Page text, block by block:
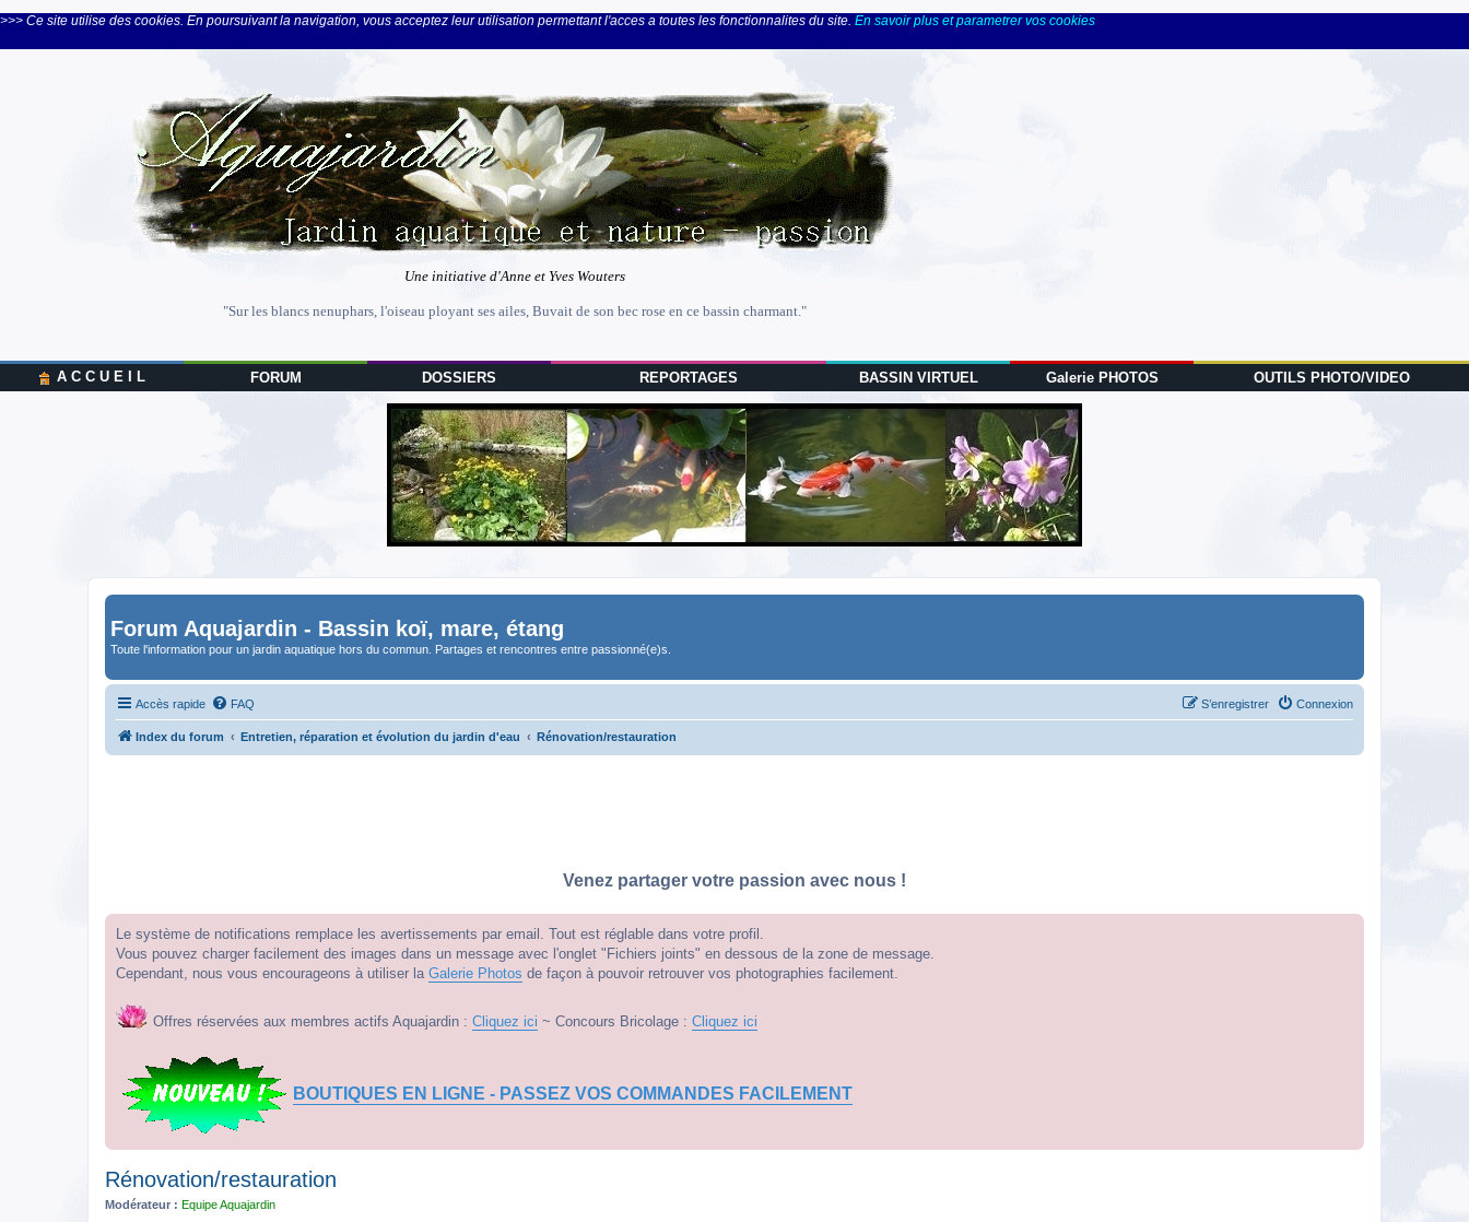
>>> Ce site utilise des cookies. En poursuivant la navigation, vous acceptez leur utilisation permettant l'acces a toutes les fonctionnalites du site. En savoir plus et parametrer vos cookies
Une initiative d'Anne et Yves Wouters
"Sur les blancs nenuphars, l'oiseau ployant ses ailes, Buvait de son bec rose en ce bassin charmant."
A C C U E I L FORUM DOSSIERS REPORTAGES BASSIN VIRTUEL Galerie PHOTOS OUTILS PHOTO/VIDEO
Forum Aquajardin - Bassin koï, mare, étang
Toute l'information pour un jardin aquatique hors du commun. Partages et rencontres entre passionné(e)s.
Accès rapide FAQ Connexion
S’enregistrer
Index du forum Entretien, réparation et évolution du jardin d'eau Rénovation/restauration
Venez partager votre passion avec nous !
Le système de notifications remplace les avertissements par email. Tout est réglable dans votre profil.
Vous pouvez charger facilement des images dans un message avec l'onglet "Fichiers joints" en dessous de la zone de message.
Cependant, nous vous encourageons à utiliser la Galerie Photos de façon à pouvoir retrouver vos photographies facilement.
Offres réservées aux membres actifs Aquajardin : Cliquez ici ~ Concours Bricolage : Cliquez ici
BOUTIQUES EN LIGNE - PASSEZ VOS COMMANDES FACILEMENT
Rénovation/restauration
Modérateur : Equipe Aquajardin